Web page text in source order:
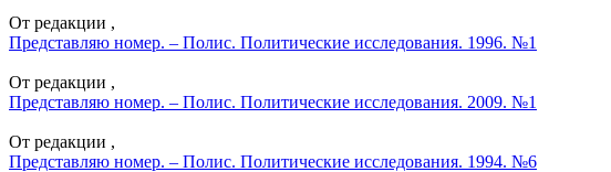
От редакции ,
Представляю номер. – Полис. Политические исследования. 1996. №1
От редакции ,
Представляю номер. – Полис. Политические исследования. 2009. №1
От редакции ,
Представляю номер. – Полис. Политические исследования. 1994. №6